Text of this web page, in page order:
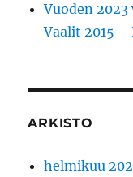
Vuoden
Vaalit 2015 –
ARKISTO
helmikuu